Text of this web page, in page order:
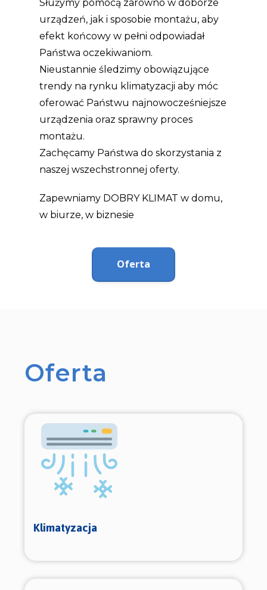
Służymy pomocą zarówno w doborze
urządzeń, jak i sposobie montażu, aby
efekt końcowy w pełni odpowiadał
Państwa oczekiwaniom.
Nieustannie śledzimy obowiązujące
trendy na rynku klimatyzacji aby móc
oferować Państwu najnowocześniejsze
urządzenia oraz sprawny proces
montażu.
Zachęcamy Państwa do skorzystania z
naszej wszechstronnej oferty.
Zapewniamy DOBRY KLIMAT w domu,
w biurze, w biznesie
Oferta
Oferta
Klimatyzacja